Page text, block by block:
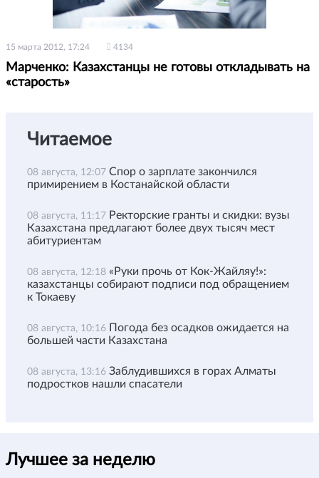
15 марта 2012, 17:24 4134
Марченко: Казахстанцы не готовы откладывать на
«старость»
Читаемое
08 августа, 12:07 Спор о зарплате закончился
примирением в Костанайской области
08 августа, 11:17 Ректорские гранты и скидки: вузы
Казахстана предлагают более двух тысяч мест
абитуриентам
08 августа, 12:18 «Руки прочь от Кок-Жайляу!»:
казахстанцы собирают подписи под обращением
к Токаеву
08 августа, 10:16 Погода без осадков ожидается на
большей части Казахстана
08 августа, 13:16 Заблудившихся в горах Алматы
подростков нашли спасатели
Лучшее за неделю